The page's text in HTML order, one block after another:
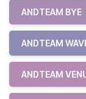
ANDTEAM BYE
ANDTEAM
ANDTEAM